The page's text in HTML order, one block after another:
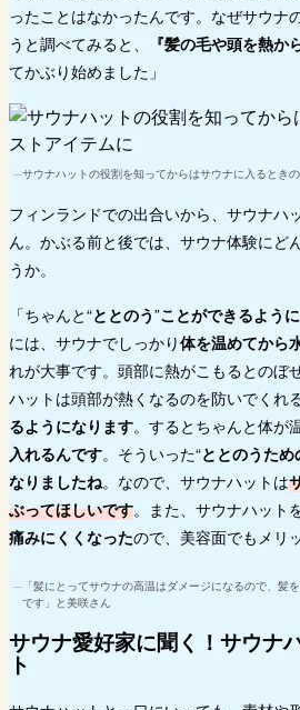
ったことはなかったんです。なぜサウナ
うと調べてみると、
『髪の毛や頭を熱か
てかぶり始めました」
サウナハットの役割を知ってからはサウナに入るとき
フィンランドでの出合いから、サウナハ
ん。かぶる前と後では、サウナ体験にど
うか。
「ちゃんと“ととのう”ことができるよう
には、サウナでしっかり体を温めてから
れが大事です。頭部に熱がこもるとのぼ
ハットは頭部が熱くなるのを防いでくれる
るようになります。するとちゃんと体が
入れるんです。そういった“ととのうた
なりましたね。なので、サウナハットは
ぶってほしいです。また、サウナハット
痛みにくくなったので、美容面でもメリ
「髪にとってサウナの高温はダメージになるので、髪
です」と美咲さん
サウナ愛好家に聞く！ サウナ
ト